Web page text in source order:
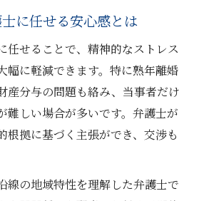
に任せる安心感とは
任せることで、精神的なストレス
幅に軽減できます。特に熟年離婚
産分与の問題も絡み、当事者だけ
難しい場合が多いです。弁護士が
根拠に基づく主張ができ、交渉も
線の地域特性を理解した弁護士で